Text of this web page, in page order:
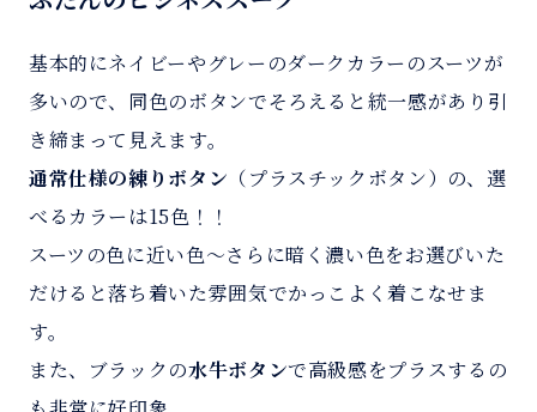
基本的にネイビーやグレーのダークカラーのスーツが
多いので、同色のボタンでそろえると統一感があり引
き締まって見えます。
通常仕様の練りボタン （プラスチックボタン）の、選
べるカラーは15色！！
スーツの色に近い色～さらに暗く濃い色をお選びいた
だけると落ち着いた雰囲気でかっこよく着こなせま
す。
また、ブラックの水牛ボタンで高級感をプラスするの